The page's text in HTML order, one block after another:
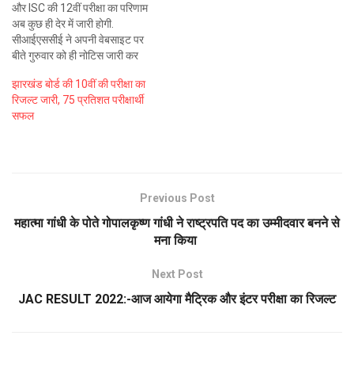
और ISC की 12वीं परीक्षा का परिणाम
अब कुछ ही देर में जारी होगी.
सीआईएससीई ने अपनी वेबसाइट पर
बीते गुरुवार को ही नोटिस जारी कर
के अनुसार, आईसीएसई 10वीं और
आईएससी 12वीं का परिणाम दोपहर 3
बजे…
झारखंड बोर्ड की 10वीं की परीक्षा का
रिजल्ट जारी, 75 प्रतिशत परीक्षार्थी
सफल
Previous Post
महात्मा गांधी के पोते गोपालकृष्ण गांधी ने राष्ट्रपति पद का उम्मीदवार बनने से
मना किया
Next Post
JAC RESULT 2022:-आज आयेगा मैट्रिक और इंटर परीक्षा का रिजल्ट